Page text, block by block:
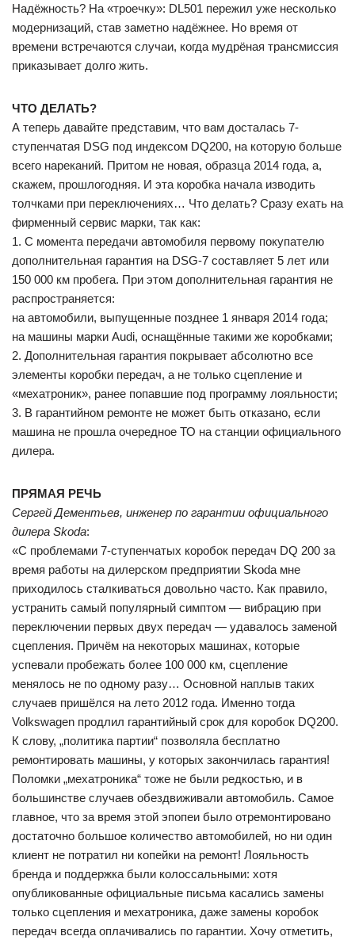
Надёжность? На «троечку»: DL501 пережил уже несколько
модернизаций, став заметно надёжнее. Но время от
времени встречаются случаи, когда мудрёная трансмиссия
приказывает долго жить.
ЧТО ДЕЛАТЬ?
А теперь давайте представим, что вам досталась 7-
ступенчатая DSG под индексом DQ200, на которую больше
всего нареканий. Притом не новая, образца 2014 года, а,
скажем, прошлогодняя. И эта коробка начала изводить
толчками при переключениях… Что делать? Сразу ехать на
фирменный сервис марки, так как:
1. С момента передачи автомобиля первому покупателю
дополнительная гарантия на DSG-7 составляет 5 лет или
150 000 км пробега. При этом дополнительная гарантия не
распространяется:
на автомобили, выпущенные позднее 1 января 2014 года;
на машины марки Audi, оснащённые такими же коробками;
2. Дополнительная гарантия покрывает абсолютно все
элементы коробки передач, а не только сцепление и
«мехатроник», ранее попавшие под программу лояльности;
3. В гарантийном ремонте не может быть отказано, если
машина не прошла очередное ТО на станции официального
дилера.
ПРЯМАЯ РЕЧЬ
Сергей Дементьев, инженер по гарантии официального
дилера Skoda:
«C проблемами 7-ступенчатых коробок передач DQ 200 за
время работы на дилерском предприятии Skoda мне
приходилось сталкиваться довольно часто. Как правило,
устранить самый популярный симптом — вибрацию при
переключении первых двух передач — удавалось заменой
сцепления. Причём на некоторых машинах, которые
успевали пробежать более 100 000 км, сцепление
менялось не по одному разу… Основной наплыв таких
случаев пришёлся на лето 2012 года. Именно тогда
Volkswagen продлил гарантийный срок для коробок DQ200.
К слову, „политика партии“ позволяла бесплатно
ремонтировать машины, у которых закончилась гарантия!
Поломки „мехатроника“ тоже не были редкостью, и в
большинстве случаев обездвиживали автомобиль. Cамое
главное, что за время этой эпопеи было отремонтировано
достаточно большое количество автомобилей, но ни один
клиент не потратил ни копейки на ремонт! Лояльность
бренда и поддержка были колоссальными: хотя
опубликованные официальные письма касались замены
только сцепления и мехатроника, даже замены коробок
передач всегда оплачивались по гарантии. Хочу отметить,